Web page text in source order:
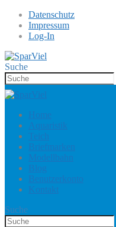
Datenschutz
Impressum
Log-In
Suche
Home
Aquaristik
Teich
Briefmarken
Modellbahn
Blog
Benutzerkonto
Kontakt
Suche